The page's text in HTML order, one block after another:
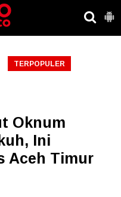
TERPOPULER
Oknum
Ini
Aceh Timur